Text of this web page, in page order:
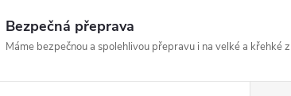
Bezpečná přeprava
Máme bezpečnou a spolehlivou přepravu i na velké a křehké